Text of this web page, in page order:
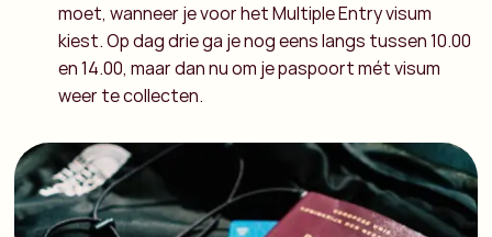
moet, wanneer je voor het Multiple Entry visum
kiest. Op dag drie ga je nog eens langs tussen 10.00
en 14.00, maar dan nu om je paspoort mét visum
weer te collecten.